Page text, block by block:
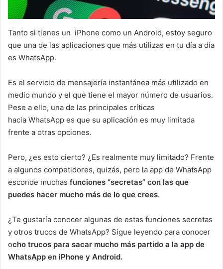
Tanto si tienes un iPhone como un Android, estoy seguro
que una de las aplicaciones que más utilizas en tu día a día
es WhatsApp.
Es el servicio de mensajería instantánea más utilizado en
medio mundo y el que tiene el mayor número de usuarios.
Pese a ello, una de las principales críticas
hacia WhatsApp es que su aplicación es muy limitada
frente a otras opciones.
Pero, ¿es esto cierto? ¿Es realmente muy limitado? Frente
a algunos competidores, quizás, pero la app de WhatsApp
esconde muchas funciones “secretas” con las que
puedes hacer mucho más de lo que crees.
¿Te gustaría conocer algunas de estas funciones secretas
y otros trucos de WhatsApp? Sigue leyendo para conocer
ocho trucos para sacar mucho más partido a la app de
WhatsApp en iPhone y Android.